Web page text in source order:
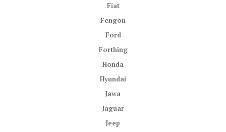
Fiat
Fengon
Ford
Forthing
Honda
Hyundai
Jawa
Jaguar
Jeep